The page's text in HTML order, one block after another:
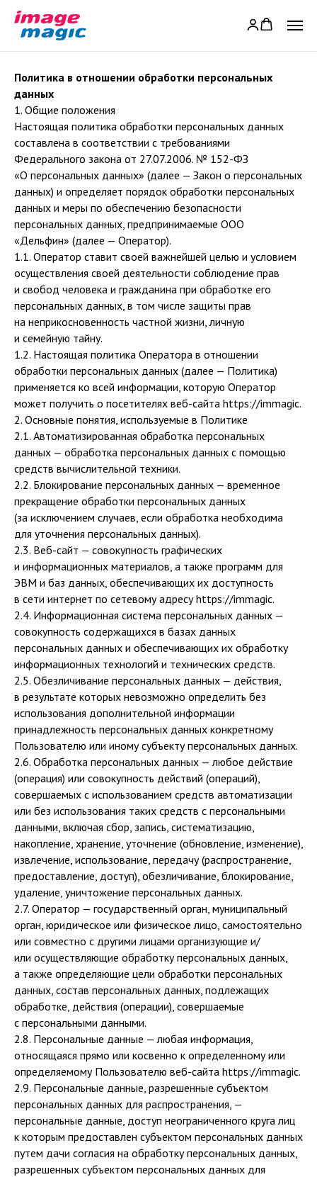
Политика в отношении обработки персональных
данных
1. Общие положения
Настоящая политика обработки персональных данных
составлена в соответствии с требованиями
Федерального закона от 27.07.2006. № 152-ФЗ
«О персональных данных» (далее — Закон о персональных
данных) и определяет порядок обработки персональных
данных и меры по обеспечению безопасности
персональных данных, предпринимаемые ООО
«Дельфин» (далее — Оператор).
1.1. Оператор ставит своей важнейшей целью и условием
осуществления своей деятельности соблюдение прав
и свобод человека и гражданина при обработке его
персональных данных, в том числе защиты прав
на неприкосновенность частной жизни, личную
и семейную тайну.
1.2. Настоящая политика Оператора в отношении
обработки персональных данных (далее — Политика)
применяется ко всей информации, которую Оператор
может получить о посетителях веб-сайта https://immagic.
2. Основные понятия, используемые в Политике
2.1. Автоматизированная обработка персональных
данных — обработка персональных данных с помощью
средств вычислительной техники.
2.2. Блокирование персональных данных — временное
прекращение обработки персональных данных
(за исключением случаев, если обработка необходима
для уточнения персональных данных).
2.3. Веб-сайт — совокупность графических
и информационных материалов, а также программ для
ЭВМ и баз данных, обеспечивающих их доступность
в сети интернет по сетевому адресу https://immagic.
2.4. Информационная система персональных данных —
совокупность содержащихся в базах данных
персональных данных и обеспечивающих их обработку
информационных технологий и технических средств.
2.5. Обезличивание персональных данных — действия,
в результате которых невозможно определить без
использования дополнительной информации
принадлежность персональных данных конкретному
Пользователю или иному субъекту персональных данных.
2.6. Обработка персональных данных — любое действие
(операция) или совокупность действий (операций),
совершаемых с использованием средств автоматизации
или без использования таких средств с персональными
данными, включая сбор, запись, систематизацию,
накопление, хранение, уточнение (обновление, изменение),
извлечение, использование, передачу (распространение,
предоставление, доступ), обезличивание, блокирование,
удаление, уничтожение персональных данных.
2.7. Оператор — государственный орган, муниципальный
орган, юридическое или физическое лицо, самостоятельно
или совместно с другими лицами организующие и/
или осуществляющие обработку персональных данных,
а также определяющие цели обработки персональных
данных, состав персональных данных, подлежащих
обработке, действия (операции), совершаемые
с персональными данными.
2.8. Персональные данные — любая информация,
относящаяся прямо или косвенно к определенному или
определяемому Пользователю веб-сайта https://immagic.
2.9. Персональные данные, разрешенные субъектом
персональных данных для распространения, —
персональные данные, доступ неограниченного круга лиц
к которым предоставлен субъектом персональных данных
путем дачи согласия на обработку персональных данных,
разрешенных субъектом персональных данных для